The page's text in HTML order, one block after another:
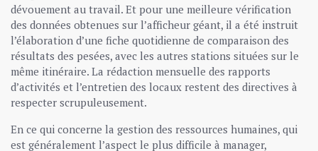
dévouement au travail. Et pour une meilleure vérification
des données obtenues sur l’afficheur géant, il a été instruit
l’élaboration d’une fiche quotidienne de comparaison des
résultats des pesées, avec les autres stations situées sur le
même itinéraire. La rédaction mensuelle des rapports
d’activités et l’entretien des locaux restent des directives à
respecter scrupuleusement.
En ce qui concerne la gestion des ressources humaines, qui
est généralement l’aspect le plus difficile à manager,